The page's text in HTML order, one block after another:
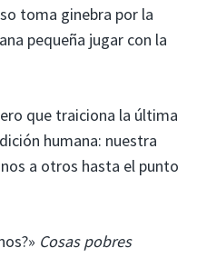
toma ginebra por la
pequeña jugar con la
que traiciona la última
humana: nuestra
a otros hasta el punto
Cosas pobres